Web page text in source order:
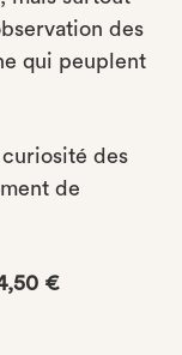
des
qui peuplent
des
de
€